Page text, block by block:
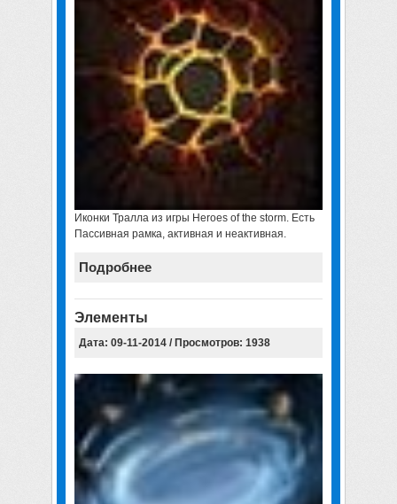
Иконки Тралла из игры Heroes of the storm. Есть
Пассивная рамка, активная и неактивная.
Подробнее
Элементы
Дата: 09-11-2014 / Просмотров: 1938